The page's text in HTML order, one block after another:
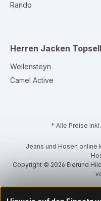
Rando
Herren Jacken
Wellensteyn
Camel Active
* Alle Preise
Jeans und Hosen online
Copyright © 2026 Eierund